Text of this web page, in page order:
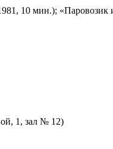
10 мин.); «Паровозик
1, зал № 12)